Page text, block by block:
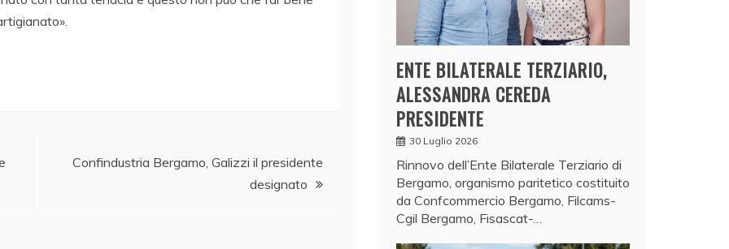
Confindustria Bergamo, Galizzi il presidente
designato
ENTE BILATERALE TERZIARIO,
ALESSANDRA CEREDA
PRESIDENTE
30 Luglio 2026
Rinnovo dell’Ente Bilaterale Terziario di
Bergamo, organismo paritetico costituito
da Confcommercio Bergamo, Filcams-
Cgil Bergamo, Fisascat-…